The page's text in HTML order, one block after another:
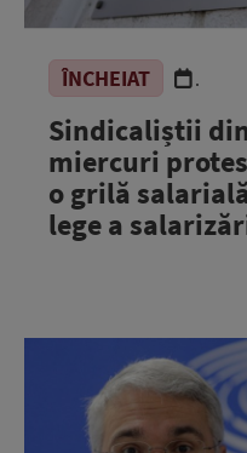
ÎNCHEIAT .
Sindicaliștii
miercuri
o grilă
lege a